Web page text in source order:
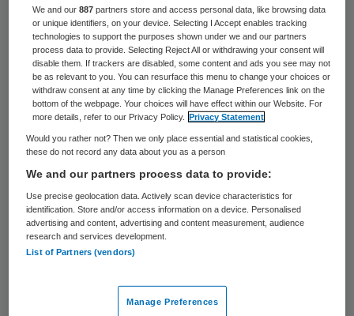
Woonzorggroep Samen uit Schagen en
Magentazorg uit Alkmaar/Heerhugowaard
zien af van een nadere samenwerking op
het gebied van de revalidatiezorg voor
ouderen in de regio. Dat meldt het Noord-
“We hebben ieder andere inzichten over de
aansturing en organisatie van deze zorg”,
zo licht Caroline Beentjes, lid raad van
bestuur Woonzorggroep Samen, toe. De
We and our887 partners store and access personal data, like browsing data
or unique identifiers, on your device. Selecting I Accept enables tracking
technologies to support the purposes shown under we and our partners
process data to provide. Selecting Reject All or withdrawing your consent will
disable them. If trackers are disabled, some content and ads you see may not
be as relevant to you. You can resurface this menu to change your choices or
withdraw consent at any time by clicking the Manage Preferences link on the
bottom of the webpage. Your choices will have effect within our Website. For
more details, refer to our Privacy Policy.
Privacy Statement
Would you rather not? Then we only place essential and statistical cookies,
these do not record any data about you as a person
We and our partners process data to provide:
Use precise geolocation data. Actively scan device characteristics for
identification. Store and/or access information on a device. Personalised
advertising and content, advertising and content measurement, audience
research and services development.
List of Partners (vendors)
Manage Preferences